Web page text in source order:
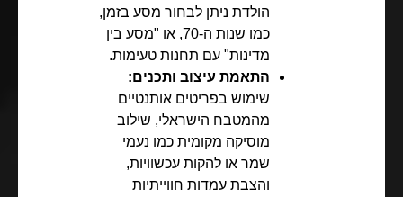
הולדת ניתן לבחור מסע בזמן,
כמו שנות ה-70, או "מסע בין
מדינות" עם תחנות טעימות.
התאמת עיצוב ותכנים:
שימוש בפריטים אותנטיים
מהמטבח הישראלי, שילוב
מוסיקה מקומית כמו נעמי
שמר או להקות עכשוויות,
והצבת עמדות חווייתיות